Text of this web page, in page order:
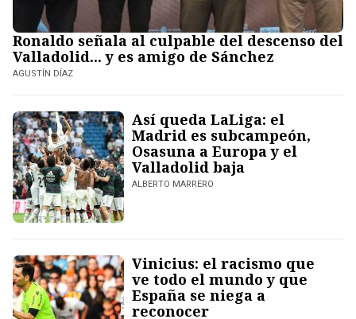
Ronaldo señala al culpable del descenso del
Valladolid... y es amigo de Sánchez
AGUSTÍN DÍAZ
Así queda LaLiga: el
Madrid es subcampeón,
Osasuna a Europa y el
Valladolid baja
ALBERTO MARRERO
Vinicius: el racismo que
ve todo el mundo y que
España se niega a
reconocer